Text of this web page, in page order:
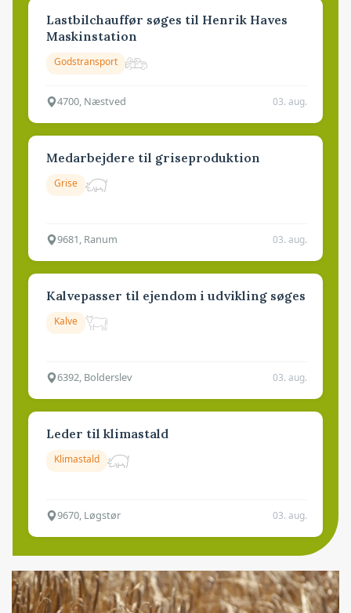
Lastbilchauffør søges til Henrik Haves
Maskinstation
Godstransport
4700, Næstved 03. aug.
Medarbejdere til griseproduktion
Grise
9681, Ranum 03. aug.
Kalvepasser til ejendom i udvikling søges
Kalve
6392, Bolderslev 03. aug.
Leder til klimastald
Klimastald
9670, Løgstør 03. aug.